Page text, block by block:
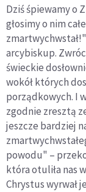
Dziś śpiewamy o
głosimy o nim
arcybiskup.
świeckie
wokół których
porządkowych. I
zgodnie zresztą
jeszcze bardziej
powodu" –
która otuliła nas
Chrystus wyrwał